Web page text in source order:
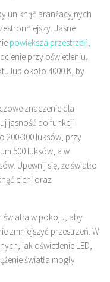
uniknąć aranżacyjnych
Jasne
powiększa przestrzeń,
przy oświetleniu,
lub około 4000 K, by
znaczenie dla
jasność do funkcji
200-300 luksów, przy
500 luksów, a w
Upewnij się, że światło
cieni oraz
światła w pokoju, aby
zmniejszyć przestrzeń. W
jak oświetlenie LED,
światła mogły